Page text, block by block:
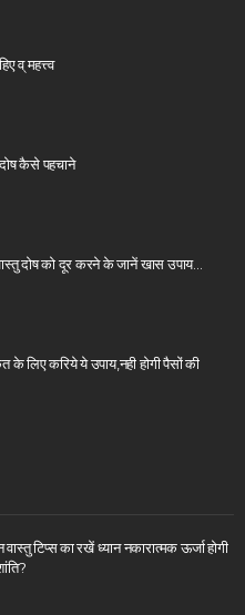
व् महत्त्व
कैसे पहचाने
दोष को दूर करने के जानें खास उपाय…
लिए करिये ये उपाय,नही होगी पैसों की
टिप्स का रखें ध्यान नकारात्मक ऊर्जा होगी